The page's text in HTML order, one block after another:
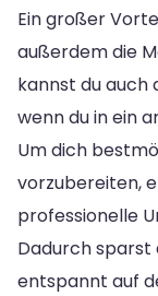
Ein großer
außerdem die
kannst du auch
wenn du in ein
Um dich
vorzubereiten,
professionelle
Dadurch sparst
entspannt auf